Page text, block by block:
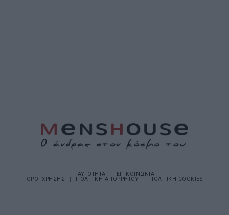
ΤΑΥΤΟΤΗΤΑ
ΕΠΙΚΟΙΝΩΝΙΑ
ΟΡΟΙ ΧΡΗΣΗΣ
ΠΟΛΙΤΙΚΗ ΑΠΟΡΡΗΤΟΥ ΠΟΛΙΤΙΚΗ COOKIES